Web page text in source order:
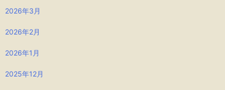
2026年3月
2026年2月
2026年1月
2025年12月